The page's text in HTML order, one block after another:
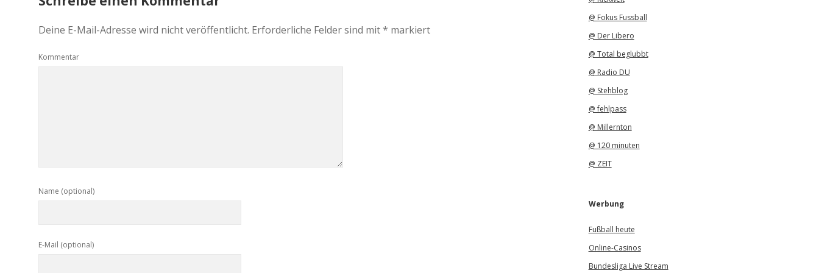
Deine E-Mail-Adresse wird nicht veröffentlicht. Erforderliche Felder sind mit* markiert
Kommentar
Name (optional)
E-Mail (optional)
@ Fokus Fussball
@ Der Libero
@ Total beglubbt
@ Radio DU
@ Stehblog
@ fehlpass
@ Millernton
@ 120 minuten
@ ZEIT
Werbung
Fußball heute
Online-Casinos
Bundesliga Live Stream